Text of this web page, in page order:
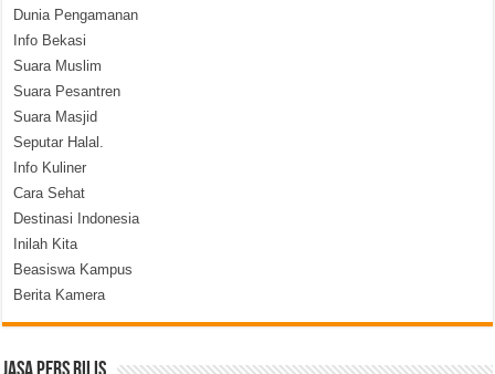
Dunia Pengamanan
Info Bekasi
Suara Muslim
Suara Pesantren
Suara Masjid
Seputar Halal.
Info Kuliner
Cara Sehat
Destinasi Indonesia
Inilah Kita
Beasiswa Kampus
Berita Kamera